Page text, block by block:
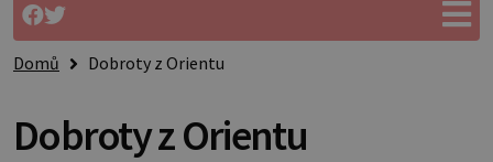
Domů Dobroty z Orientu
Dobroty z Orientu